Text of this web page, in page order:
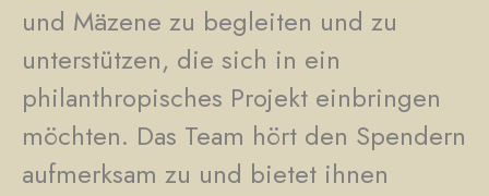
und Mäzene zu begleiten und zu
unterstützen, die sich in ein
philanthropisches Projekt einbringen
möchten. Das Team hört den Spendern
aufmerksam zu und bietet ihnen